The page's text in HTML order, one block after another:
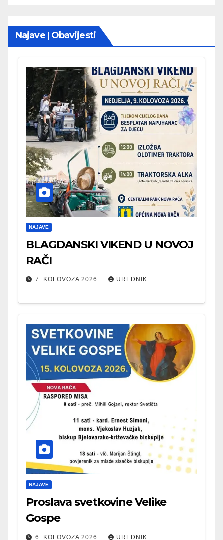
Najave | Obavijesti
NAJAVE
BLAGDANSKI VIKEND U NOVOJ
RAČI
7. KOLOVOZA 2026. UREDNIK
NAJAVE
Proslava svetkovine Velike
Gospe
6. KOLOVOZA 2026. UREDNIK